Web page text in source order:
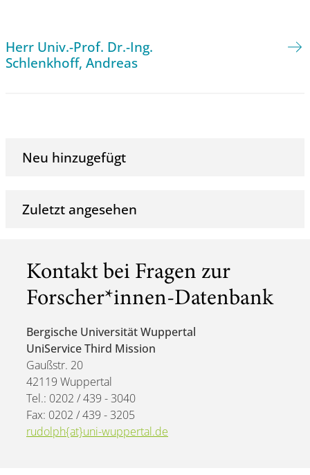
Herr Univ.-Prof. Dr.-Ing.
Schlenkhoff, Andreas
Neu hinzugefügt
Zuletzt angesehen
Kontakt bei Fragen zur
Forscher*innen-Datenbank
Bergische Universität Wuppertal
UniService Third Mission
Gaußstr. 20
42119 Wuppertal
Tel.: 0202 / 439 - 3040
Fax: 0202 / 439 - 3205
rudolph{at}uni-wuppertal.de